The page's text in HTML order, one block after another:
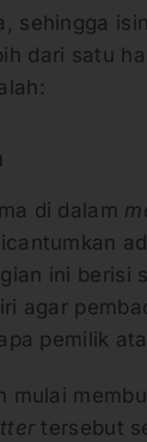
sehingga
dari satu
di dalam
ini berisi
agar
pemilik
mulai
tersebut